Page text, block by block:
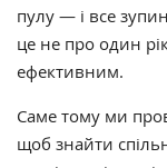
пулу — і все
це не про один
ефективним.
Саме тому ми
щоб знайти